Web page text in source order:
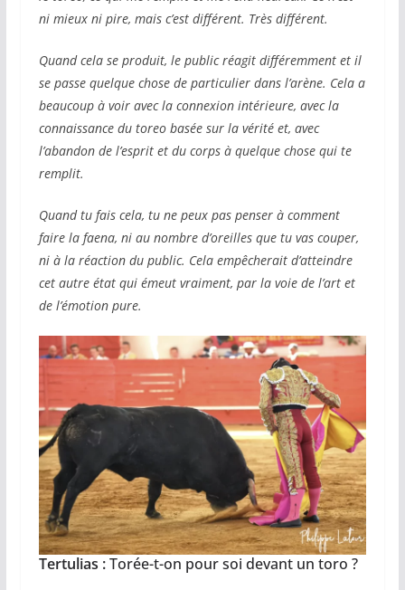
ni mieux ni pire, mais c’est différent. Très différent.
Quand cela se produit, le public réagit différemment et il
se passe quelque chose de particulier dans l’arène. Cela a
beaucoup à voir avec la connexion intérieure, avec la
connaissance du toreo basée sur la vérité et, avec
l’abandon de l’esprit et du corps à quelque chose qui te
remplit.
Quand tu fais cela, tu ne peux pas penser à comment
faire la faena, ni au nombre d’oreilles que tu vas couper,
ni à la réaction du public. Cela empêcherait d’atteindre
cet autre état qui émeut vraiment, par la voie de l’art et
de l’émotion pure.
Tertulias :Torée-t-on pour soi devant un toro ?